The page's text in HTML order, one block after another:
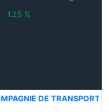
1.25 %
S.A 1346,00